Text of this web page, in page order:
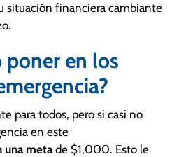
situación financiera cambiante
poner en los
para todos, pero si casi no
en este
una metade $1,000. Esto le